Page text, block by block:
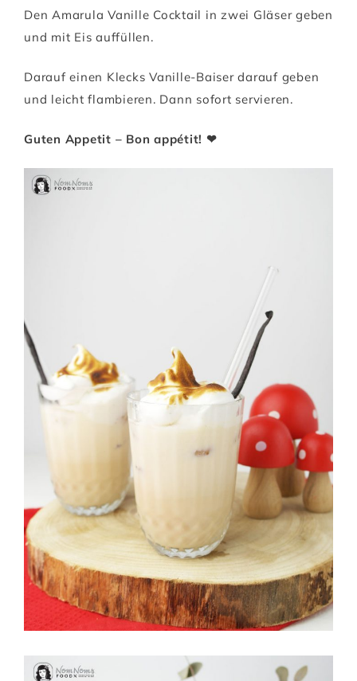
Den Amarula Vanille Cocktail in zwei Gläser geben
und mit Eis auffüllen.
Darauf einen Klecks Vanille-Baiser darauf geben
und leicht flambieren. Dann sofort servieren.
Guten Appetit – Bon appétit! ❤